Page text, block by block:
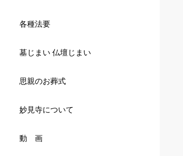
各種法要
墓じまい 仏壇じまい
思親のお葬式
妙見寺について
動 画